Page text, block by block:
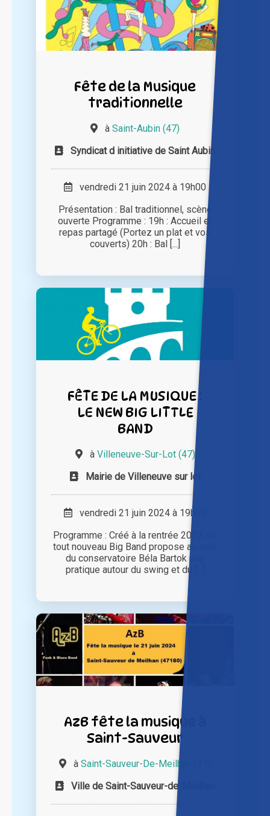
Fête de la Musique
traditionnelle
à Saint-Aubin (47)
Syndicat d initiative de Saint Aubin
vendredi 21 juin 2024 à 19h00
Présentation : Bal traditionnel, scène
ouverte Programme : 19h : Accueil et
repas partagé (Portez un plat et vos
couverts) 20h : Bal [...]
FÊTE DE LA MUSIQUE :
LE NEW BIG LITTLE
BAND
à Villeneuve-Sur-Lot (47)
Mairie de Villeneuve sur lot
vendredi 21 juin 2024 à 19h00
Programme : Créé à la rentrée 2022, ce
tout nouveau Big Band propose au sein
du conservatoire Béla Bartok une
pratique autour du swing et du [...]
AzB fête la musique à
Saint-Sauveur
à Saint-Sauveur-De-Meilhan (47)
Ville de Saint-Sauveur-de-Meilhan